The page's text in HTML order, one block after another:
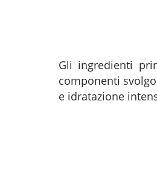
Gli ingredienti
componenti
e idratazione